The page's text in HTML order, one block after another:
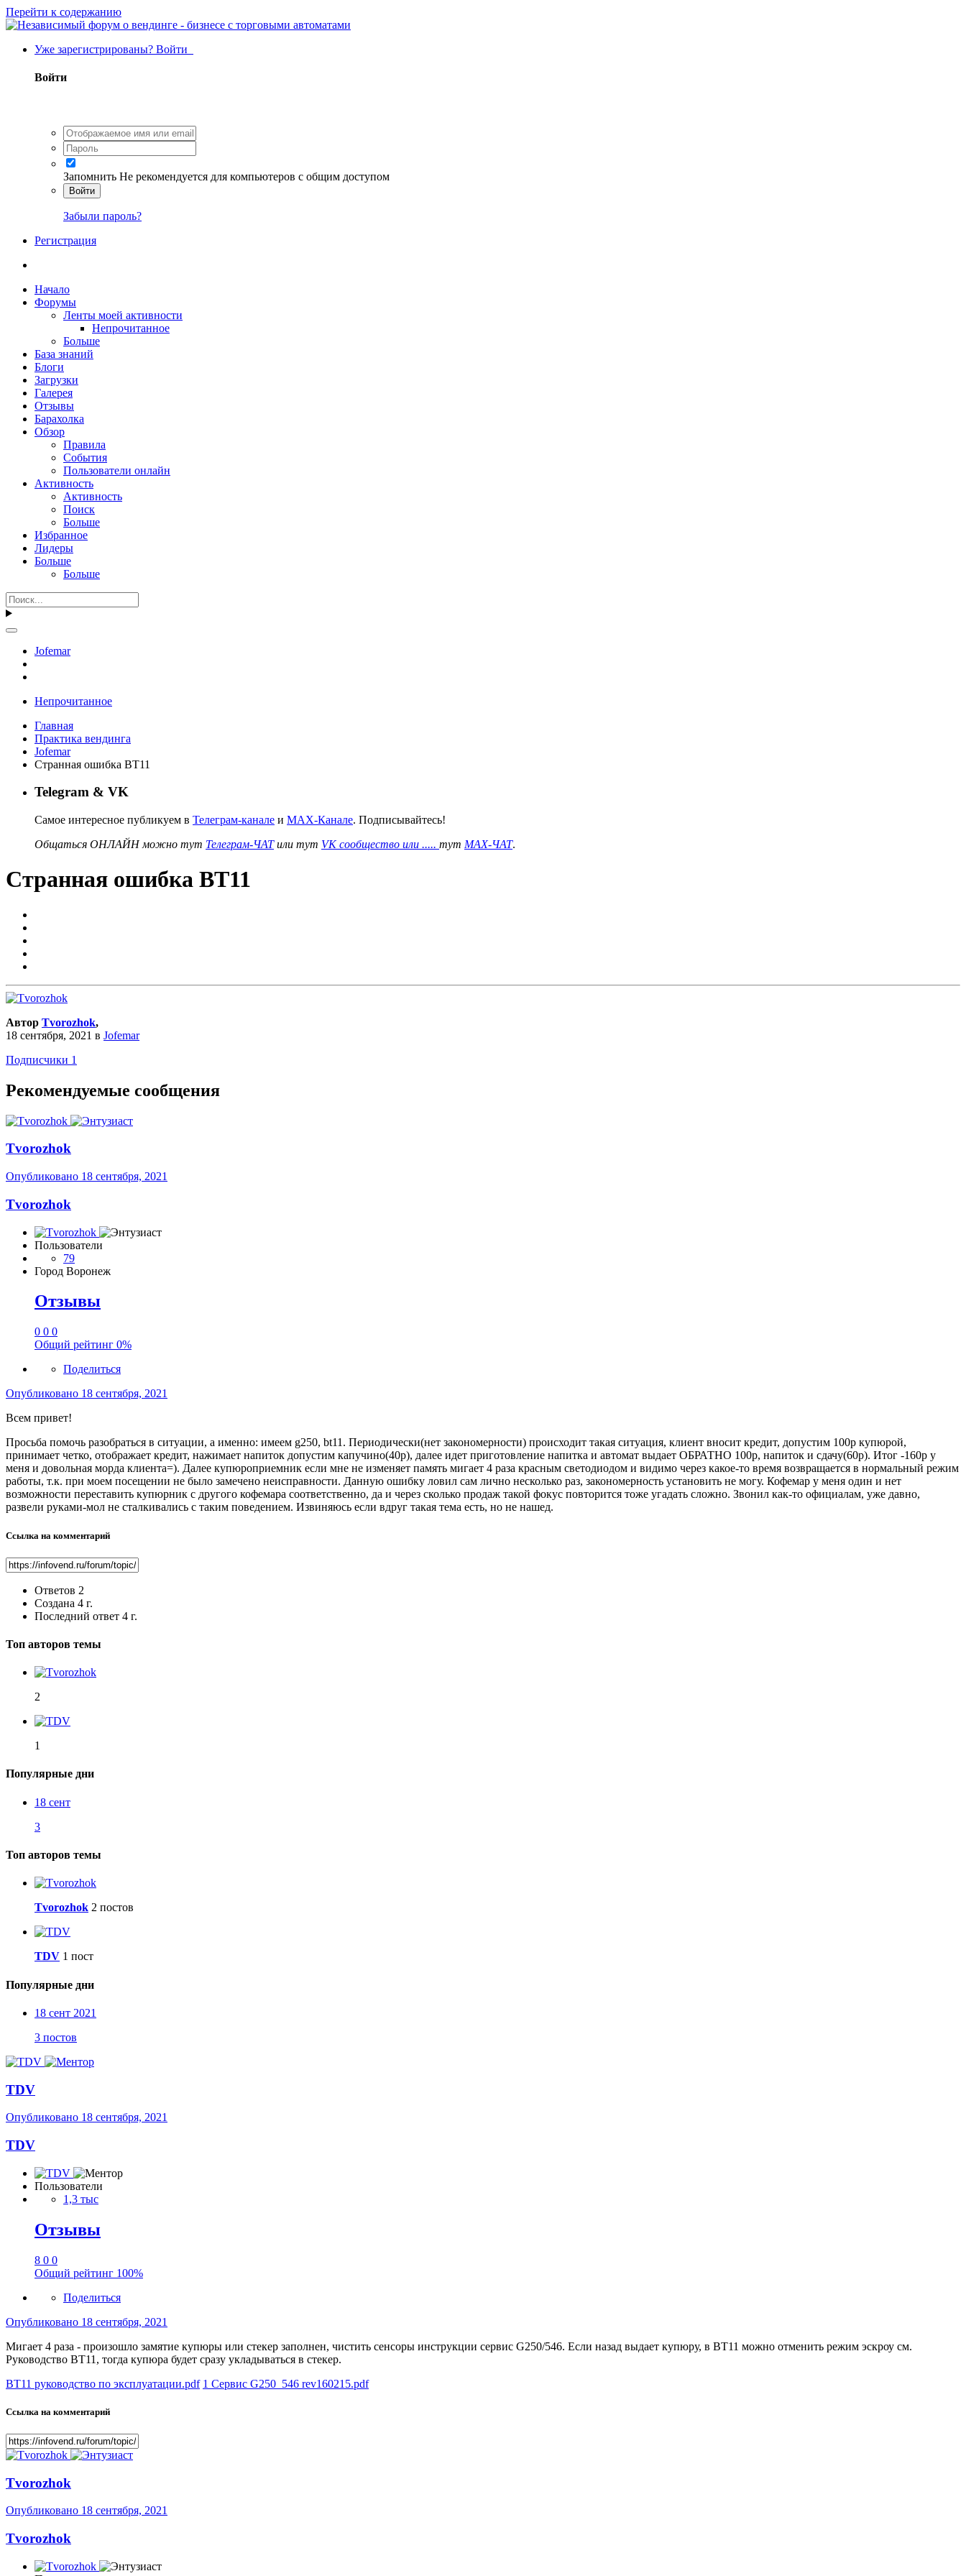
Перейти к содержанию
Уже зарегистрированы? Войти
Войти
Запомнить Не рекомендуется для компьютеров с общим доступом
Войти
Забыли пароль?
Регистрация
Начало
Форумы
Ленты моей активности
Непрочитанное
Больше
База знаний
Блоги
Загрузки
Галерея
Отзывы
Барахолка
Обзор
Правила
События
Пользователи онлайн
Активность
Активность
Поиск
Больше
Избранное
Лидеры
Больше
Больше
Jofemar
Непрочитанное
Главная
Практика вендинга
Jofemar
Странная ошибка BT11
Telegram & VK
Самое интересное публикуем в Телеграм-канале и MAX-Канале. Подписывайтесь!
Общаться ОНЛАЙН можно тут Телеграм-ЧАТили тут VK сообщество или ..... тут MAX-ЧАТ.
Странная ошибка BT11
Автор Tvorozhok,
18 сентября, 2021 в Jofemar
Подписчики 1
Рекомендуемые сообщения
Tvorozhok
Опубликовано 18 сентября, 2021
Tvorozhok
Пользователи
79
Город Воронеж
Отзывы
0 0 0
Общий рейтинг 0%
Поделиться
Опубликовано 18 сентября, 2021
Всем привет!
Просьба помочь разобраться в ситуации, а именно: имеем g250, bt11. Периодически(нет закономерности) происходит такая ситуация, клиент вносит кредит, допустим 100р купюрой,
принимает четко, отображает кредит, нажимает напиток допустим капучино(40р), далее идет приготовление напитка и автомат выдает ОБРАТНО 100р, напиток и сдачу(60р). Итог -160р у
меня и довольная морда клиента=). Далее купюроприемник если мне не изменяет память мигает 4 раза красным светодиодом и видимо через какое-то время возвращается в нормальный режим
работы, т.к. при моем посещении не было замечено неисправности. Данную ошибку ловил сам лично несколько раз, закономерность установить не могу. Кофемар у меня один и нет
возможности переставить купюрник с другого кофемара соответственно, да и через сколько продаж такой фокус повторится тоже угадать сложно. Звонил как-то официалам, уже давно,
развели руками-мол не сталкивались с таким поведением. Извиняюсь если вдруг такая тема есть, но не нашед.
Ссылка на комментарий
Ответов 2
Создана 4 г.
Последний ответ 4 г.
Топ авторов темы
2
1
Популярные дни
18 сент
3
Топ авторов темы
Tvorozhok 2 постов
TDV 1 пост
Популярные дни
18 сент 2021
3 постов
TDV
Опубликовано 18 сентября, 2021
TDV
Пользователи
1,3 тыс
Отзывы
8 0 0
Общий рейтинг 100%
Поделиться
Опубликовано 18 сентября, 2021
Мигает 4 раза - произошло замятие купюры или стекер заполнен, чистить сенсоры инструкции сервис G250/546. Если назад выдает купюру, в ВТ11 можно отменить режим эскроу см.
Руководство ВТ11, тогда купюра будет сразу укладываться в стекер.
BT11 руководство по эксплуатации.pdf 1 Сервис G250_546 rev160215.pdf
Ссылка на комментарий
Tvorozhok
Опубликовано 18 сентября, 2021
Tvorozhok